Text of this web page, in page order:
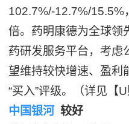
102.7%/-12.7%/15.5%
倍。药明康德为全球领
药研发服务平台，考虑
望维持较快增速、盈利
“买入”评级。（详见【
中国银河
较好